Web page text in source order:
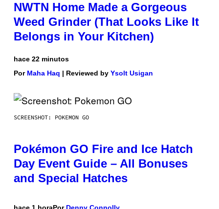
NWTN Home Made a Gorgeous
Weed Grinder (That Looks Like It
Belongs in Your Kitchen)
hace 22 minutos
Por Maha Haq | Reviewed by Ysolt Usigan
SCREENSHOT: POKEMON GO
Pokémon GO Fire and Ice Hatch
Day Event Guide – All Bonuses
and Special Hatches